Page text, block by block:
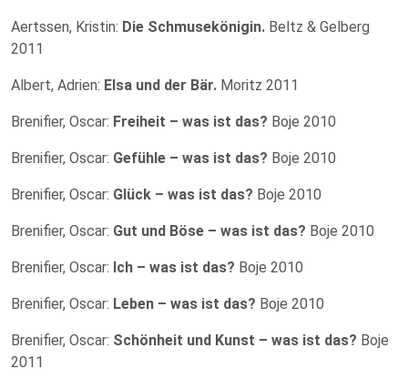
Aertssen, Kristin: Die Schmusekönigin. Beltz & Gelberg
2011
Albert, Adrien: Elsa und der Bär. Moritz 2011
Brenifier, Oscar: Freiheit – was ist das? Boje 2010
Brenifier, Oscar: Gefühle – was ist das? Boje 2010
Brenifier, Oscar: Glück – was ist das? Boje 2010
Brenifier, Oscar: Gut und Böse – was ist das? Boje 2010
Brenifier, Oscar: Ich – was ist das? Boje 2010
Brenifier, Oscar: Leben – was ist das? Boje 2010
Brenifier, Oscar: Schönheit und Kunst – was ist das? Boje
2011